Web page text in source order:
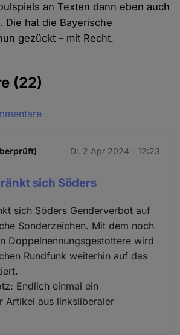
an Texten dann eben auch
Die hat die Bayerische
gezückt – mit Recht.
(22)
Di. 2 Apr 2024 - 12:23
sich Söders
sich Söders Genderverbot auf
Sonderzeichen. Mit dem noch
Doppelnennungsgestottere wird
Rundfunk weiterhin auf das
Endlich einmal ein
Artikel aus linksliberaler